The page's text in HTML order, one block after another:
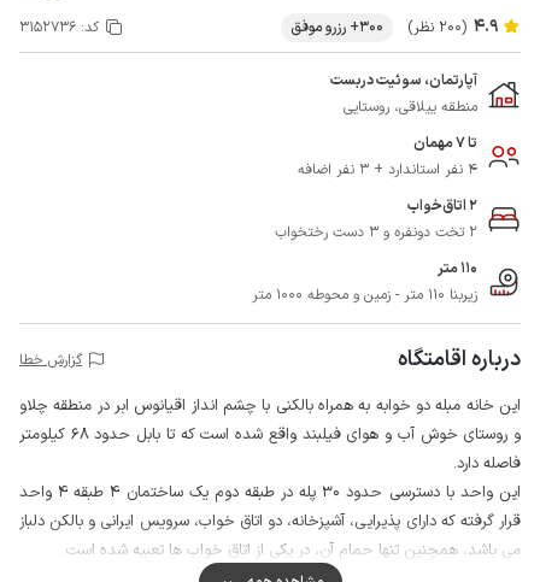
4.9 (200 نظر) 300+ رزرو موفق کد: 3152736
آپارتمان، سوئیت دربست
منطقه ییلاقی، روستایی
تا 7 مهمان
4 نفر استاندارد + 3 نفر اضافه
2 اتاق‌خواب
2 تخت دونفره و 3 دست رختخواب
110 متر
زیربنا 110 متر - زمین و محوطه 1000 متر
درباره اقامتگاه گزارش خطا
این خانه مبله دو خوابه به همراه بالکنی با چشم انداز اقیانوس ابر در منطقه چلاو
و روستای خوش آب و هوای فیلبند واقع شده است که تا بابل حدود 68 کیلومتر
فاصله دارد.
این واحد با دسترسی حدود 30 پله در طبقه دوم یک ساختمان 4 طبقه 4 واحد
قرار گرفته که دارای پذیرایی، آشپزخانه، دو اتاق خواب، سرویس ایرانی و بالکن دلباز
می باشد، همچنین تنها حمام آن، در یکی از اتاق خواب ها تعبیه شده است.